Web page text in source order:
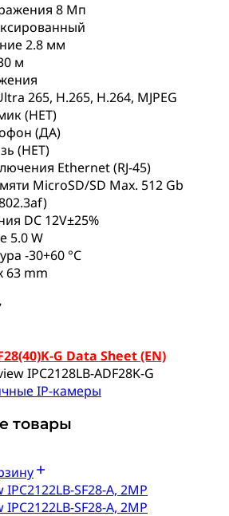
8 Мп
2.8 мм
м
265, H.265, H.264, MJPEG
(НЕТ)
(ДА)
(НЕТ)
Ethernet (RJ-45)
MicroSD/SD Max. 512 Gb
DC 12V±25%
5.0 W
-30+60 °C
63 mm
G Data Sheet (EN)
IPC2128LB-ADF28K-G
IP-камеры
товары